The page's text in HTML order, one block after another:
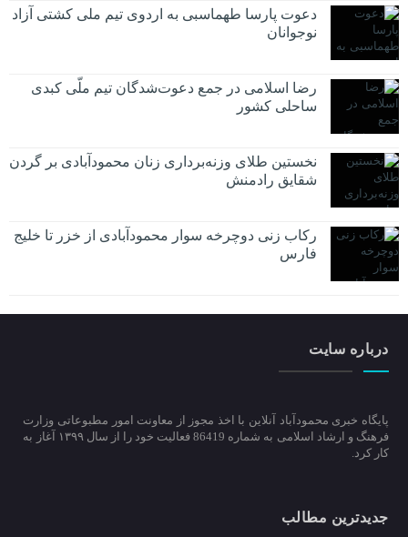
دعوت پارسا طهماسبی به اردوی تیم ملی کشتی آزاد
نوجوانان
رضا اسلامی در جمع دعوت‌شدگان تیم ملّی کبدی
ساحلی کشور
نخستین طلای وزنه‌برداری زنان محمودآبادی بر گردن
شقایق رادمنش
رکاب زنی دوچرخه سوار محمودآبادی از خزر تا خلیج
فارس
درباره سایت
پایگاه خبری محمودآباد آنلاین با اخذ مجوز از معاونت امور مطبوعاتی وزارت
فرهنگ و ارشاد اسلامی به شماره 86419 فعالیت خود را از سال ۱۳۹۹ آغاز به
کار کرد.
جدیدترین مطالب